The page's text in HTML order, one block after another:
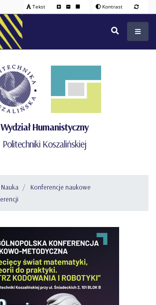
Tekst Kontrast
Wydział Humanistyczny
Politechniki Koszalińskiej
Nauka
Konferencje naukowe